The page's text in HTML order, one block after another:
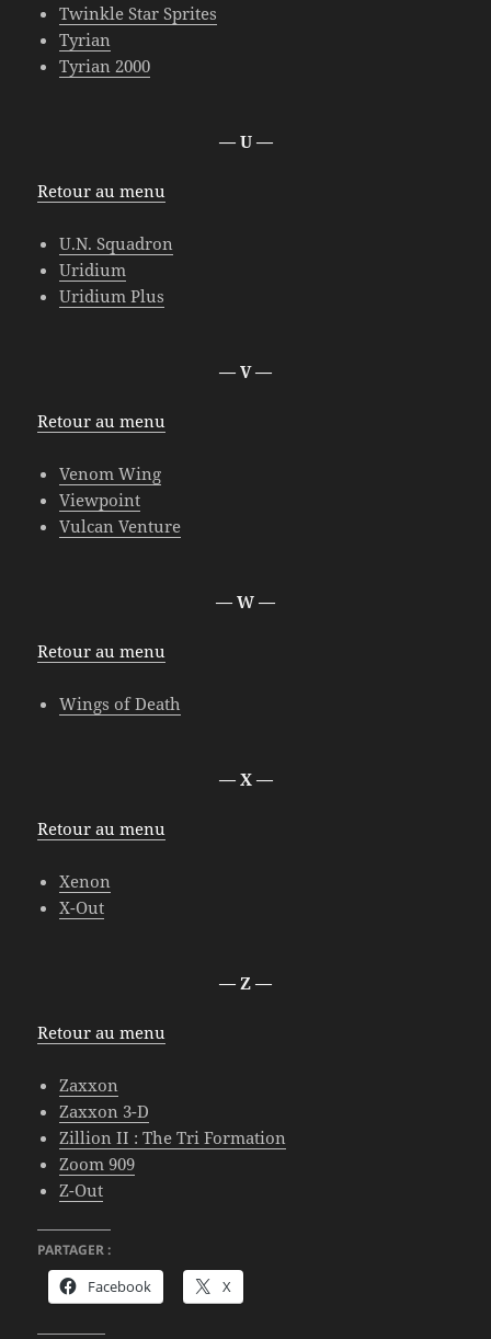
Twinkle Star Sprites
Tyrian
Tyrian 2000
— U —
Retour au menu
U.N. Squadron
Uridium
Uridium Plus
— V —
Retour au menu
Venom Wing
Viewpoint
Vulcan Venture
— W —
Retour au menu
Wings of Death
— X —
Retour au menu
Xenon
X-Out
— Z —
Retour au menu
Zaxxon
Zaxxon 3-D
Zillion II : The Tri Formation
Zoom 909
Z-Out
PARTAGER :
Facebook X